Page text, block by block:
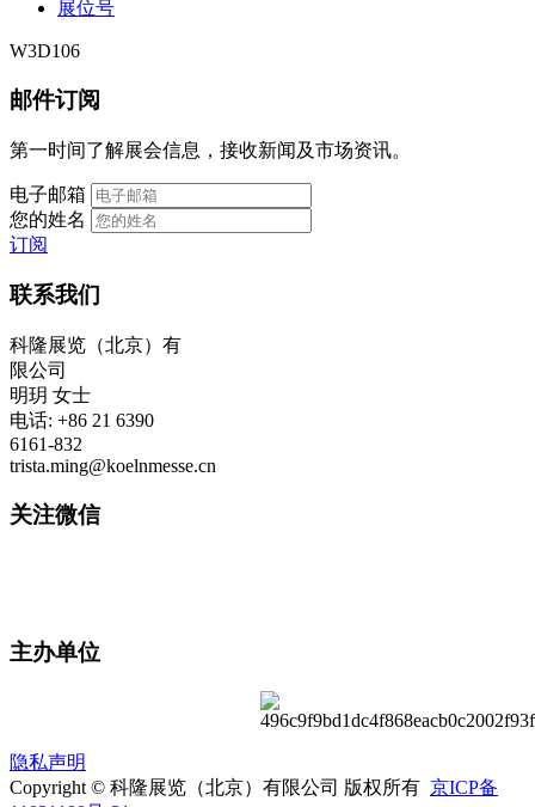
展位号
W3D106
邮件订阅
第一时间了解展会信息，接收新闻及市场资讯。
电子邮箱
您的姓名
订阅
联系我们
科隆展览（北京）有
限公司
明玥 女士
电话: +86 21 6390
6161-832
trista.ming@koelnmesse.cn
关注微信
主办单位
隐私声明
Copyright © 科隆展览（北京）有限公司 版权所有 京ICP备